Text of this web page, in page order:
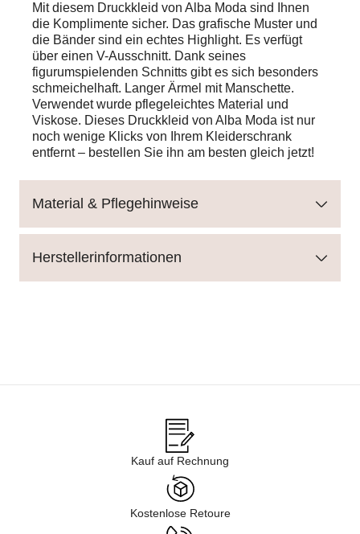
Mit diesem Druckkleid von Alba Moda sind Ihnen
die Komplimente sicher. Das grafische Muster und
die Bänder sind ein echtes Highlight. Es verfügt
über einen V-Ausschnitt. Dank seines
figurumspielenden Schnitts gibt es sich besonders
schmeichelhaft. Langer Ärmel mit Manschette.
Verwendet wurde pflegeleichtes Material und
Viskose. Dieses Druckkleid von Alba Moda ist nur
noch wenige Klicks von Ihrem Kleiderschrank
entfernt – bestellen Sie ihn am besten gleich jetzt!
Material & Pflegehinweise
Herstellerinformationen
Kauf auf Rechnung
Kostenlose Retoure